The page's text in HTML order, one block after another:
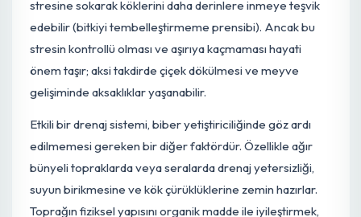
ve bitkinin güncel su tüketimine göre belirlenmelidir.
Damla sulama sistemleri, suyu doğrudan kök bölgesine
ulaştırarak su kaybını minimize eder, toprak nemini
optimum seviyede tutar ve yaprak ıslaklığını azaltarak
yüzeyi kurumaya başladığında ancak alt katmanlarda
yeterli nem varken sulama yapmak, bitkiyi hafif bir su
stresine sokarak köklerini daha derinlere inmeye teşvik
edebilir (bitkiyi tembelleştirmeme prensibi). Ancak bu